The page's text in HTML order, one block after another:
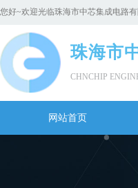
您好~欢迎光临珠海市中芯集成电路
珠海市
CHNCHIP
网站首页